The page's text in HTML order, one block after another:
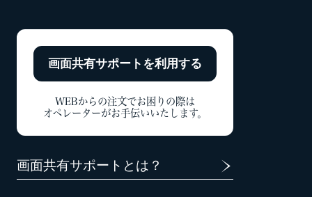
画面共有サポートを利用する
WEBからの注文でお困りの際は
オペレーターがお手伝いいたします。
画面共有サポートとは？